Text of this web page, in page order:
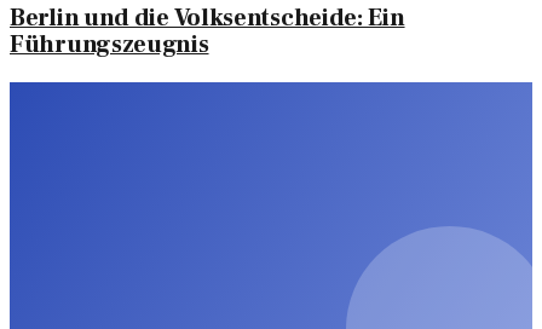
Berlin und die Volksentscheide: Ein
Führungszeugnis